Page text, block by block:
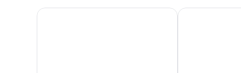
litChambre
Artotel Gelora Senayan Jakarta UROOMS Senayan